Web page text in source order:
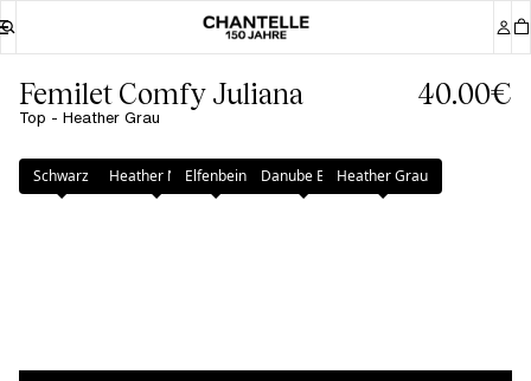
Femilet Comfy Juliana
Top - Heather Grau
40.00€
Farbe: Heather Grau
Schwarz Heather NudeElfenbein Danube BlauHeather Grau